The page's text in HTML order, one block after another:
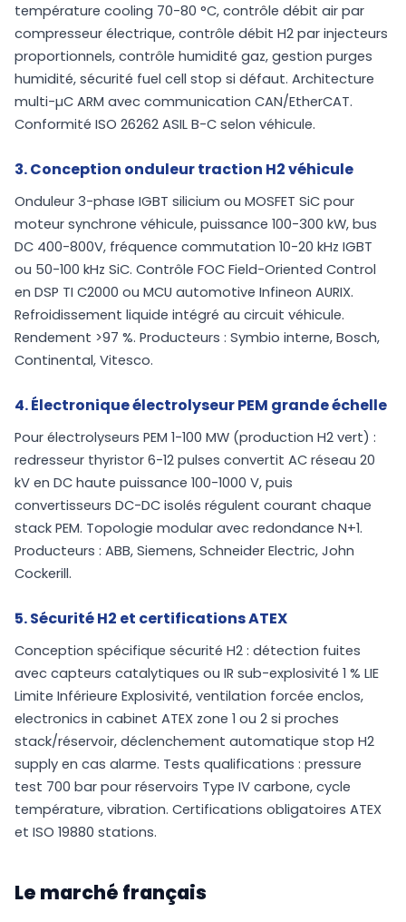
température cooling 70-80 °C, contrôle débit air par
compresseur électrique, contrôle débit H2 par injecteurs
proportionnels, contrôle humidité gaz, gestion purges
humidité, sécurité fuel cell stop si défaut. Architecture
multi-µC ARM avec communication CAN/EtherCAT.
Conformité ISO 26262 ASIL B-C selon véhicule.
3. Conception onduleur traction H2 véhicule
Onduleur 3-phase IGBT silicium ou MOSFET SiC pour
moteur synchrone véhicule, puissance 100-300 kW, bus
DC 400-800V, fréquence commutation 10-20 kHz IGBT
ou 50-100 kHz SiC. Contrôle FOC Field-Oriented Control
en DSP TI C2000 ou MCU automotive Infineon AURIX.
Refroidissement liquide intégré au circuit véhicule.
Rendement >97 %. Producteurs : Symbio interne, Bosch,
Continental, Vitesco.
4. Électronique électrolyseur PEM grande échelle
Pour électrolyseurs PEM 1-100 MW (production H2 vert) :
redresseur thyristor 6-12 pulses convertit AC réseau 20
kV en DC haute puissance 100-1000 V, puis
convertisseurs DC-DC isolés régulent courant chaque
stack PEM. Topologie modular avec redondance N+1.
Producteurs : ABB, Siemens, Schneider Electric, John
Cockerill.
5. Sécurité H2 et certifications ATEX
Conception spécifique sécurité H2 : détection fuites
avec capteurs catalytiques ou IR sub-explosivité 1 % LIE
Limite Inférieure Explosivité, ventilation forcée enclos,
electronics in cabinet ATEX zone 1 ou 2 si proches
stack/réservoir, déclenchement automatique stop H2
supply en cas alarme. Tests qualifications : pressure
test 700 bar pour réservoirs Type IV carbone, cycle
température, vibration. Certifications obligatoires ATEX
et ISO 19880 stations.
Le marché français